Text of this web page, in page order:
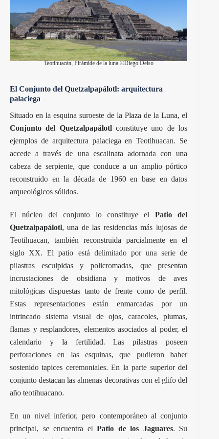
Teotihuacán, Pirámide de la luna ©Diego Delso
El Conjunto del Quetzalpapálotl: arquitectura
palaciega
Situado en la esquina suroeste de la Plaza de la Luna, el
Conjunto del Quetzalpapálotlconstituye uno de los
ejemplos de arquitectura palaciega en Teotihuacan. Se
accede a través de una escalinata adornada con una
cabeza de serpiente, que conduce a un amplio pórtico
reconstruido en la década de 1960 en base en datos
arqueológicos sólidos.
El núcleo del conjunto lo constituye el Patio del
Quetzalpapálotl, una de las residencias más lujosas de
Teotihuacan, también reconstruida parcialmente en el
siglo XX. El patio está delimitado por una serie de
pilastras esculpidas y policromadas, que presentan
incrustaciones de obsidiana y motivos de aves
mitológicas dispuestas tanto de frente como de perfil.
Estas representaciones están enmarcadas por un
intrincado sistema visual de ojos, caracoles, plumas,
flamas y resplandores, elementos asociados al poder, el
calendario y la fertilidad. Las pilastras poseen
perforaciones en las esquinas, que pudieron haber
sostenido tapices ceremoniales. En la parte superior del
conjunto destacan las almenas decorativas con el glifo del
año teotihuacano.
En un nivel inferior, pero contemporáneo al conjunto
principal, se encuentra elPatio de los Jaguares. Su